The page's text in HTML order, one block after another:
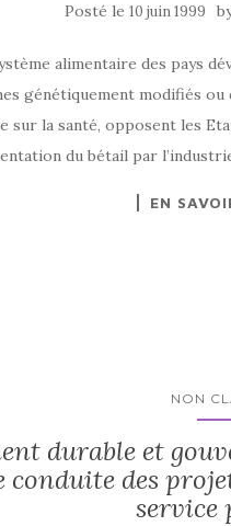
Posté le10 juin 1999
alimentaire des pays
génétiquement modifiés
sur la santé, opposent les
du bétail par
EN
NON
durable et
conduite des
service